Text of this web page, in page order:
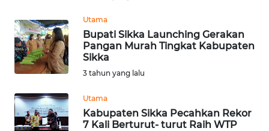
Utama
Bupati Sikka Launching Gerakan
Pangan Murah Tingkat Kabupaten
Sikka
3 tahun yang lalu
Utama
Kabupaten Sikka Pecahkan Rekor
7 Kali Berturut- turut Raih WTP
WN
PAPUA
PAPUA
BARAT